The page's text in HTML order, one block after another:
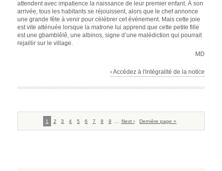
attendent avec impatience la naissance de leur premier enfant. À son
arrivée, tous les habitants se réjouissent, alors que le chef annonce
une grande fête à venir pour célébrer cet événement. Mais cette joie
est vite atténuée lorsque la matrone lui apprend que cette petite fille
est une gbamblêlê, une albinos, signe d’une malédiction qui pourrait
rejaillir sur le village.
MD
› Accédez à l'intégralité de la notice
Pagination
Page
1 Page
2 Page
3 Page
4 Page
5 Page
6 Page
7 Page
8 Page
9
Page
Next ›
Dernière
Dernière page »